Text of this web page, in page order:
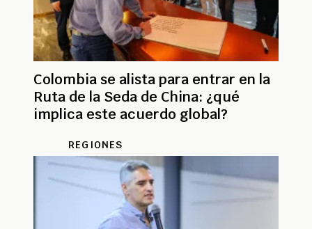
Colombia se alista para entrar en la
Ruta de la Seda de China: ¿qué
implica este acuerdo global?
REGIONES